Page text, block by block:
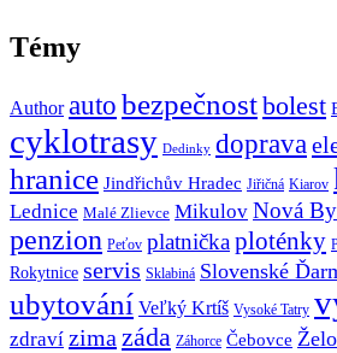
Témy
Author auto bezpečnostbolest
cyklotrasy Dedinky doprava
hranice Jindřichův Hradec Jiřičná Kiarov
Lednice Malé Zlievce Mikulov Nová
penzion Peťov platničkaploténky
Rokytnice servis Sklabiná Slovenské
ubytování Veľký Krtíš Vysoké Tatry
zdraví zima záda Záhorce Čebovce